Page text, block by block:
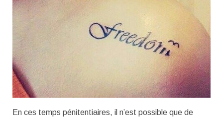
En ces temps pénitentiaires, il n’est possible que de